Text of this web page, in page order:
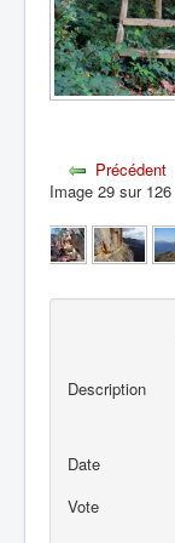
Précédent
Image 29 sur 126
Description
Date
Vote